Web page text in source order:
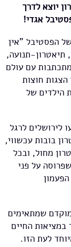
יוצא לדרך
אגדי!
הפסטיבל "אין
תיאטרון-תנועה,
עם עולם
חוצות
הילדים של
לירושלים לרגל
בובות עכשווי,
מחול, ובכל
על פני
שמתאימים
במציאות החיים
לעת הזו.